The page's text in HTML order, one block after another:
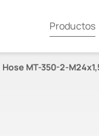
Productos
Hose MT-350-2-